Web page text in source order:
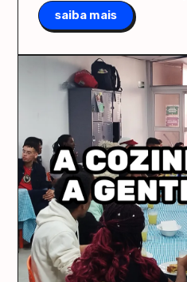
saiba mais